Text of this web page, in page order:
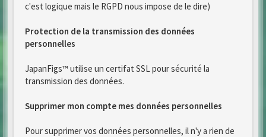
c'est logique mais le RGPD nous impose de le dire)
Protection de la transmission des données
personnelles
JapanFigs™ utilise un certifat SSL pour sécurité la
transmission des données.
Supprimer mon compte mes données personnelles
Pour supprimer vos données personnelles, il n'y a rien de